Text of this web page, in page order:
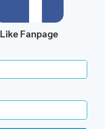
Like Fanpage